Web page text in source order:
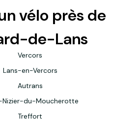
vélo près de
de-Lans
Vercors
Lans-en-Vercors
Autrans
Nizier-du-Moucherotte
Treffort